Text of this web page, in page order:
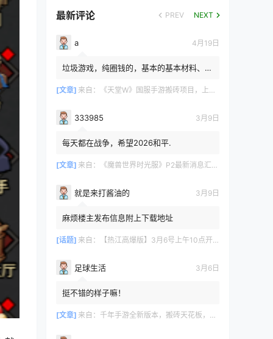
最新评论 PREV NEXT
a 4月19日
垃圾游戏，纯圈钱的，基本的基本材料、白
浪费电费，就跟别说绿...
[文章] 来自： 《天堂W》国服手游搬砖项目，上手简单稳定吃肉，适合长期搬砖！
333985 3月9日
每天都在战争，希望2026和平.
[文章] 来自： 《魔兽世界时光服》P2最新消息汇总，九大硬核干货速报
就是来打酱油的 3月9日
麻烦楼主发布信息附上下载地址
[话题] 来自： 【热江高爆版】3月6号上午10点开服
足球生活 3月6日
挺不错的样子嘛！
[文章] 来自： 千年手游全新版本，搬砖天花板，闭着眼都能赚！